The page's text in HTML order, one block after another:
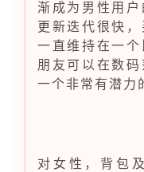
渐成为男性用
更新迭代很快
一直维持在一
朋友可以在数
一个非常有潜力
对女性，背包